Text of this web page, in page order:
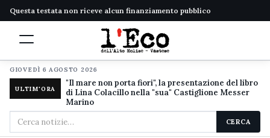
Questa testata non riceve alcun finanziamento pubblico
GIOVEDÌ 6 AGOSTO 2026
ULTIM'ORA
"Il mare non porta fiori", la presentazione del libro
di Lina Colacillo nella "sua" Castiglione Messer
Marino
Cerca
nel
CERCA